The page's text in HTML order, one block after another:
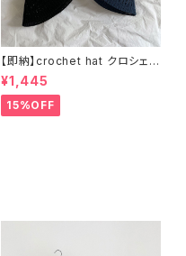
【即納】crochet hat クロシェハ
ット
¥1,445
15%OFF